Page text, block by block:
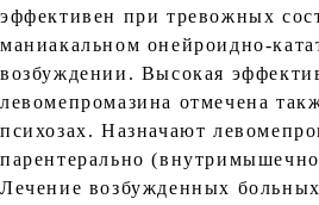
эффективен при тревожных
маниакальном онейроидно-
возбуждении. Высокая
левомепромазина отмечена
психозах. Назначают
парентерально
Лечение возбужденных